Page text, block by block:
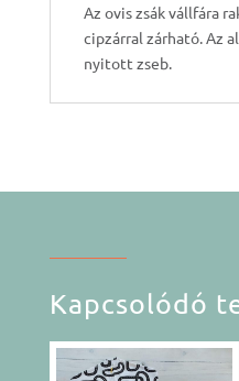
Az ovis zsák vállfára
cipzárral zárható. Az
nyitott zseb.
Kapcsolódó